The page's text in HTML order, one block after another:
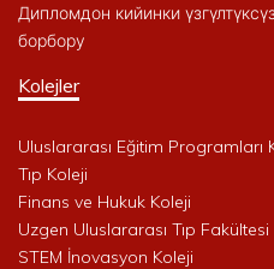
Дипломдон кийинки
борбору
Kolejler
Uluslararası Eğitim Programları
Tıp Koleji
Finans ve Hukuk Koleji
Uzgen Uluslararası Tıp Fakültesi
STEM İnovasyon Koleji